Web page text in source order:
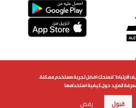
الارتباط" لنمنحك افضل تجربة مستخدم ممكنة.
المزيد حول كيفية استخدامها
قبول رفض